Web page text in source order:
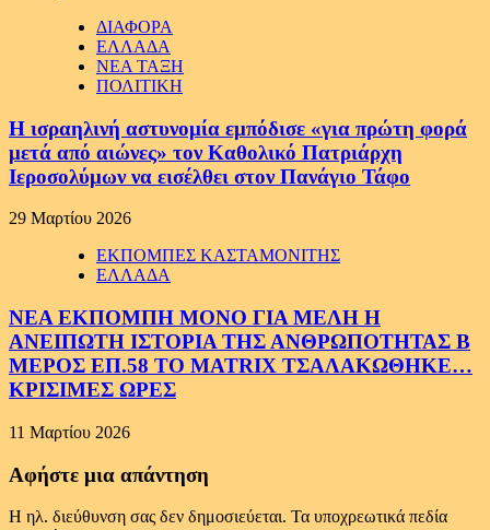
ΔΙΑΦΟΡΑ
ΕΛΛΑΔΑ
ΝΕΑ ΤΑΞΗ
ΠΟΛΙΤΙΚΗ
Η ισραηλινή αστυνομία εμπόδισε «για πρώτη φορά
μετά από αιώνες» τον Καθολικό Πατριάρχη
Ιεροσολύμων να εισέλθει στον Πανάγιο Τάφο
29 Μαρτίου 2026
ΕΚΠΟΜΠΕΣ ΚΑΣΤΑΜΟΝΙΤΗΣ
ΕΛΛΑΔΑ
ΝΕΑ ΕΚΠΟΜΠΗ ΜΟΝΟ ΓΙΑ ΜΕΛΗ Η
ΑΝΕΙΠΩΤΗ ΙΣΤΟΡΙΑ ΤΗΣ ΑΝΘΡΩΠΟΤΗΤΑΣ Β
ΜΕΡΟΣ ΕΠ.58 ΤΟ MATRIX ΤΣΑΛΑΚΩΘΗΚΕ…
ΚΡΙΣΙΜΕΣ ΩΡΕΣ
11 Μαρτίου 2026
Αφήστε μια απάντηση
Η ηλ. διεύθυνση σας δεν δημοσιεύεται. Τα υποχρεωτικά πεδία